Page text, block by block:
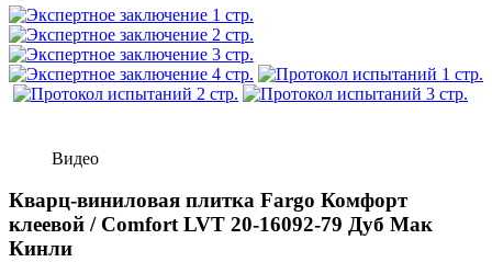
Видео
Кварц-виниловая плитка Fargo Комфорт
клеевой / Comfort LVT 20-16092-79 Дуб Мак
Кинли